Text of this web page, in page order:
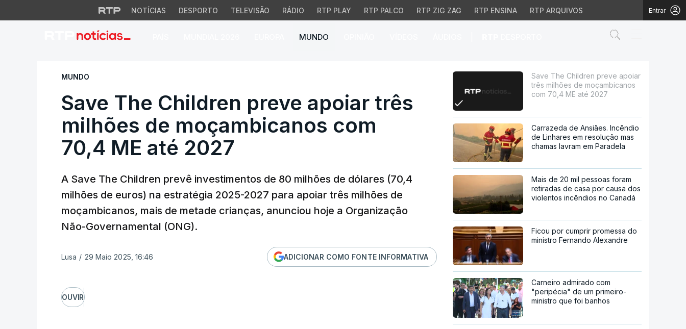
NOTÍCIAS DESPORTO TELEVISÃO RÁDIO RTP PLAY RTP PALCO RTP ZIG ZAG RTP ENSINA RTP ARQUIVOS Entrar
MUNDO
Save The Children preve apoiar três milhões de moçambicanos
MUNDO
Save The Children preve apoiar três
milhões de moçambicanos com
70,4 ME até 2027
A Save The Children prevê investimentos de 80 milhões de dólares (70,4
milhões de euros) na estratégia 2025-2027 para apoiar três milhões de
moçambicanos, mais de metade crianças, anunciou hoje a Organização
Não-Governamental (ONG).
Lusa / 29 Maio 2025, 16:46 ADICIONAR COMO FONTE INFORMATIVA
OUVIR
Save The Children preve apoiar
três milhões de moçambicanos
com 70,4 ME até 2027
Carrazeda de Ansiães. Incêndio
de Linhares em resolução mas
chamas lavram em Paradela
Mais de 20 mil pessoas foram
retiradas de casa por causa dos
violentos incêndios no Canadá
Ficou por cumprir promessa do
ministro Fernando Alexandre
Carneiro admirado com
"peripécia" de um primeiro-
ministro que foi banhos